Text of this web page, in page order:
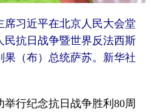
席习近平在北京人民大会堂
民抗日战争暨世界反法西斯
果（布）总统萨苏。新华社
行纪念抗日战争胜利80周